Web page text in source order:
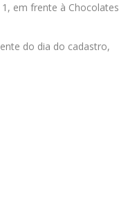
em frente à Chocolates
do dia do cadastro,